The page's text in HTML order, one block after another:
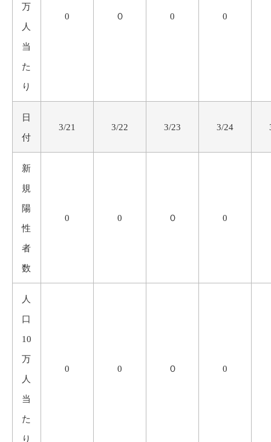
万
人
当
た
り
0 ０ 0 0
日
付
3/21 3/22 3/23 3/24
新
規
陽
性
者
数
0 0 ０ 0
人
口
10
万
人
当
た
り
0 0 ０ 0